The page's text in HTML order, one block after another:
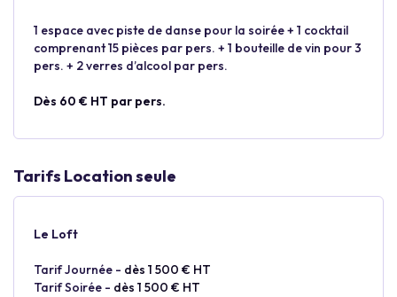
1 espace avec piste de danse pour la soirée + 1 cocktail
comprenant 15 pièces par pers. + 1 bouteille de vin pour 3
pers. + 2 verres d’alcool par pers.
Dès 60 € HT par pers.
Tarifs Location seule
Le Loft
Tarif Journée - dès 1 500 € HT
Tarif Soirée - dès 1 500 € HT